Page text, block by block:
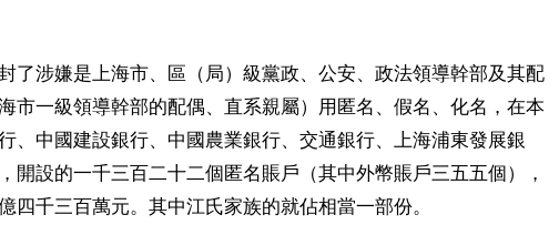
了涉嫌是上海市、區（局）級黨政、公安、政法領導幹部及其配
市一級領導幹部的配偶、直系親屬）用匿名、假名、化名，在本
、中國建設銀行、中國農業銀行、交通銀行、上海浦東發展銀
開設的一千三百二十二個匿名賬戶（其中外幣賬戶三五五個），
四千三百萬元。其中江氏家族的就佔相當一部份。